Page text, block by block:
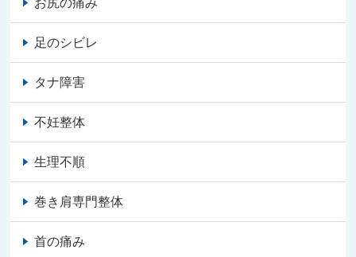
足のシビレ
タナ障害
不妊整体
生理不順
巻き肩専門整体
首の痛み